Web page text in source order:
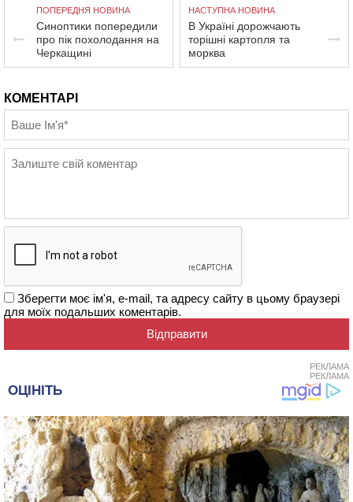
ПОПЕРЕДНЯ НОВИНА
Синоптики попередили
про пік похолодання на
Черкащині
НАСТУПНА НОВИНА
В Україні дорожчають
торішні картопля та
морква
КОМЕНТАРІ
Зберегти моє ім'я, e-mail, та адресу сайту в цьому браузері
для моїх подальших коментарів.
РЕКЛАМА
РЕКЛАМА